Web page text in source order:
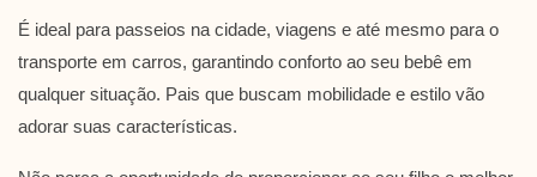
É ideal para passeios na cidade, viagens e até mesmo para o
transporte em carros, garantindo conforto ao seu bebê em
qualquer situação. Pais que buscam mobilidade e estilo vão
adorar suas características.